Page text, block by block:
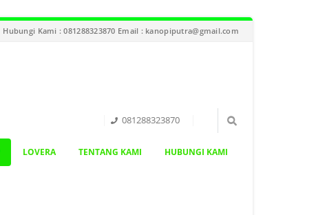
Hubungi Kami : 081288323870 Email : kanopiputra@gmail.com
081288323870
LOVERA TENTANG KAMI HUBUNGI KAMI